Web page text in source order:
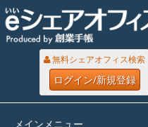
無料シェアオフィス検索
ログイン/新規登録
メインメニュー